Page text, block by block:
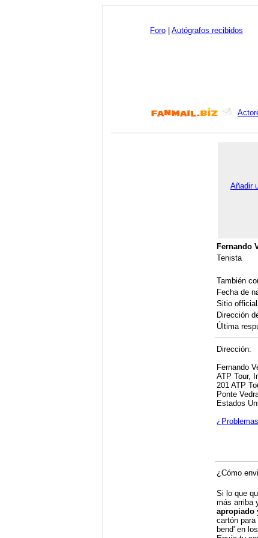
Foro Autógrafos recibidos
Añadir
Fernando
Tenista
También
Fecha de
Sitio
Dirección
Última
Dirección:
Fernando
ATP Tour,
201 ATP
Ponte
Estados
¿Cómo
Si lo que
más arriba
apropiado
cartón
bend' en